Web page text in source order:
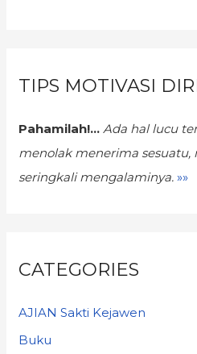
TIPS MOTIVASI
Pahamilah!... Ada hal lucu
menolak menerima sesuatu,
seringkali mengalaminya. »»
CATEGORIES
AJIAN Sakti Kejawen
Buku